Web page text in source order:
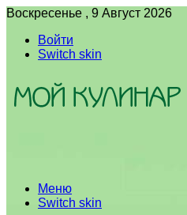
Воскресенье , 9 Август 2026
Войти
Switch skin
Меню
Switch skin